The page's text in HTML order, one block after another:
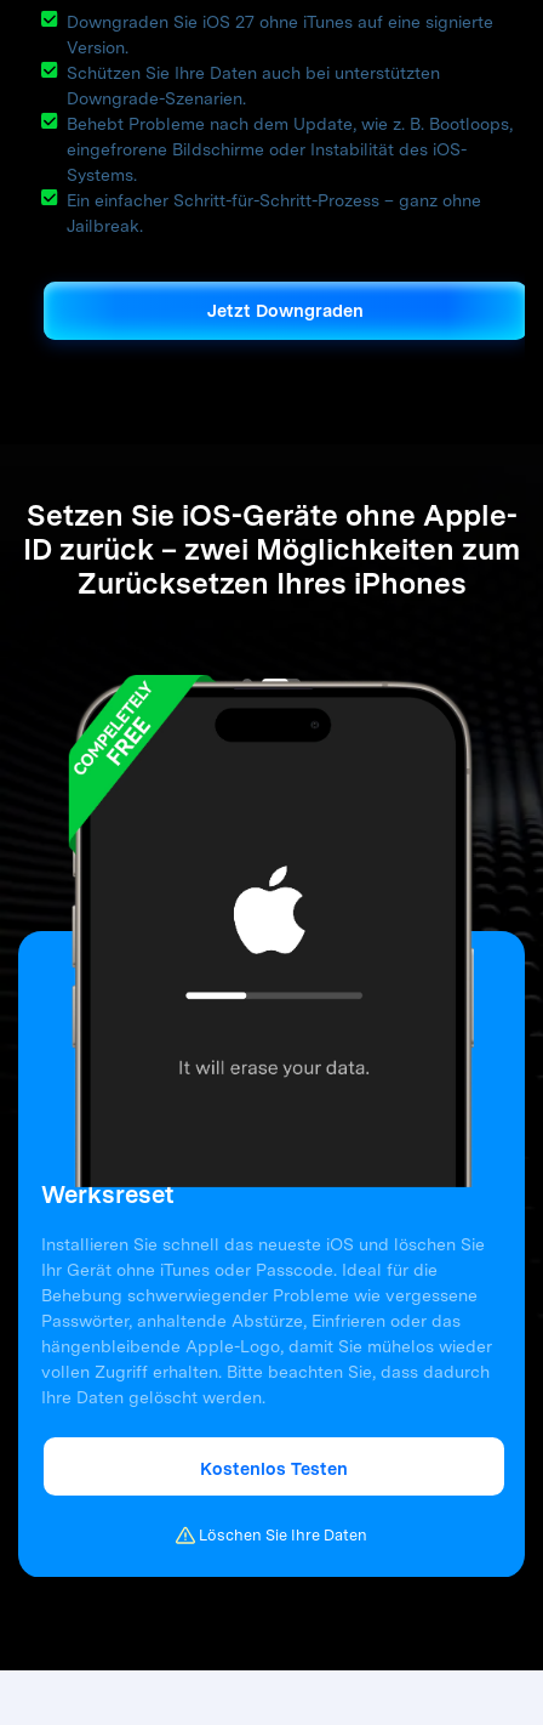
Downgraden Sie iOS 27 ohne iTunes auf eine signierte
Version.
Schützen Sie Ihre Daten auch bei unterstützten
Downgrade-Szenarien.
Behebt Probleme nach dem Update, wie z. B. Bootloops,
eingefrorene Bildschirme oder Instabilität des iOS-
Systems.
Ein einfacher Schritt-für-Schritt-Prozess – ganz ohne
Jailbreak.
Jetzt Downgraden
Setzen Sie iOS-Geräte ohne Apple-
ID zurück – zwei Möglichkeiten zum
Zurücksetzen Ihres iPhones
Werksreset
Installieren Sie schnell das neueste iOS und löschen Sie
Ihr Gerät ohne iTunes oder Passcode. Ideal für die
Behebung schwerwiegender Probleme wie vergessene
Passwörter, anhaltende Abstürze, Einfrieren oder das
hängenbleibende Apple-Logo, damit Sie mühelos wieder
vollen Zugriff erhalten. Bitte beachten Sie, dass dadurch
Ihre Daten gelöscht werden.
Kostenlos Testen
Löschen Sie Ihre Daten